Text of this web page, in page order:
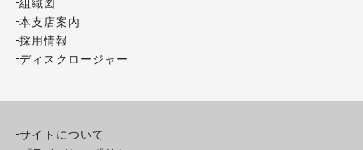
本支店案内
採用情報
ディスクロージャー
サイトについて